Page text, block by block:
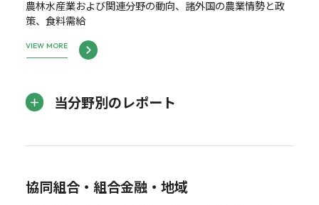
農林水産業および関連分野の動向、諸外国の農業情勢と政
策、食料需給
VIEW MORE
当分野別のレポート
協同組合・組合金融・地域